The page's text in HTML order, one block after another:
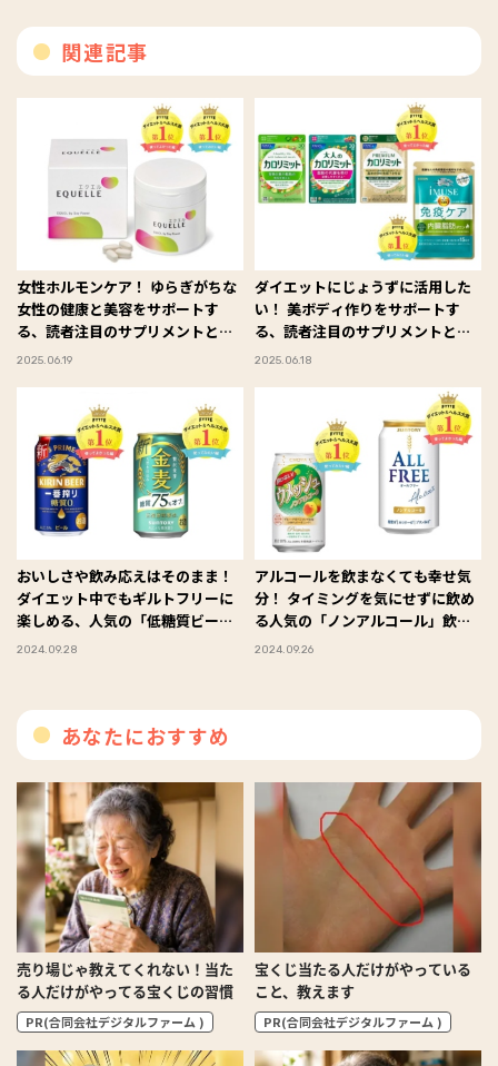
関連記事
女性ホルモンケア！ ゆらぎがちな
女性の健康と美容をサポートす
る、読者注目のサプリメントと
は？ #FYTTE大賞
2025.06.19
ダイエットにじょうずに活用した
い！ 美ボディ作りをサポートす
る、読者注目のサプリメントと
は？ #FYTTE大賞
2025.06.18
おいしさや飲み応えはそのまま！
ダイエット中でもギルトフリーに
楽しめる、人気の「低糖質ビー
ル」ベスト３！ #FYTTE大賞
2024.09.28
アルコールを飲まなくても幸せ気
分！ タイミングを気にせずに飲め
る人気の「ノンアルコール」飲料
４選！ #FYTTE大賞
2024.09.26
あなたにおすすめ
売り場じゃ教えてくれない！当た
る人だけがやってる宝くじの習慣
PR(合同会社デジタルファーム )
宝くじ当たる人だけがやっている
こと、教えます
PR(合同会社デジタルファーム )